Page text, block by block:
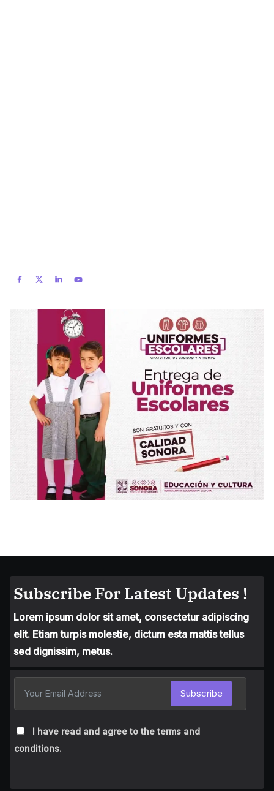
Subscribe For Latest Updates !
Lorem ipsum dolor sit amet, consectetur adipiscing
elit. Etiam turpis molestie, dictum esta mattis tellus
sed dignissim, metus.